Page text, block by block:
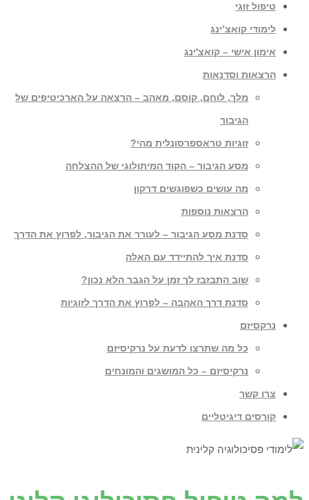
טיפול זוגי
לימודי קואצ’ינג
אימון אישי – קואצ'ינג
הרצאות וסדנאות
מלך, לוחם, קוסם, מאהב – הרצאה על הארכיטיפים של
הגיבור
זוגיות טראספרסונלית מהי?
מסע הגיבור – הקוד המיתולוגי של ההצלחה
מה עושים כשפוגשים דרקון
הרצאות נוספות
סדנת מסע הגיבור – לעורר את הגיבור, לפרוץ את הדרך
סדנת איך להתיידד עם האלה
שוב התבזבז לך זמן על הגבר הלא נכון?
סדנת דרך האהבה – לפרוץ את הדרך לזוגיות
נרקסיזם
כל מה שתרצו לדעת על נרקיסיזם
נרקיסיזם – כל המושגים והמונחים
צרו קשר
קורסים דיגיטליים